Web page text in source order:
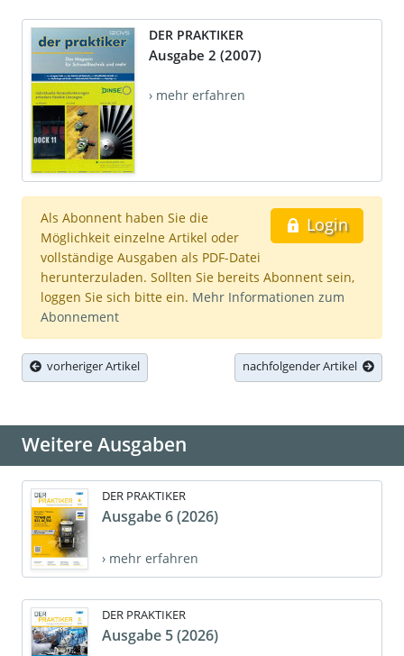
DER PRAKTIKER
Ausgabe 2 (2007)
› mehr erfahren
Login
Als Abonnent haben Sie die
Möglichkeit einzelne Artikel oder
vollständige Ausgaben als PDF-Datei
herunterzuladen. Sollten Sie bereits Abonnent sein,
loggen Sie sich bitte ein. Mehr Informationen zum
Abonnement
vorheriger Artikel nachfolgender Artikel
Weitere Ausgaben
DER PRAKTIKER
Ausgabe 6 (2026)
› mehr erfahren
DER PRAKTIKER
Ausgabe 5 (2026)